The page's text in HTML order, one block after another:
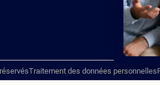
en garantissant la conformité
Traitement des données personnelles